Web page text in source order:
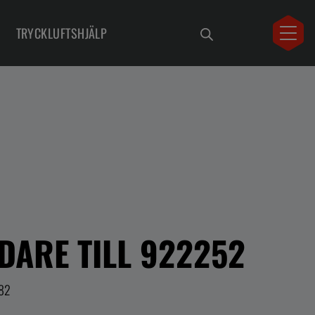
TRYCKLUFTSHJÄLP
TILL 922252